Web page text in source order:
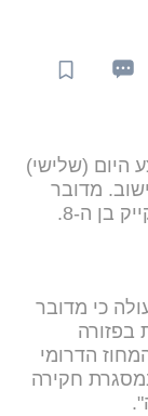
היום (שלישי)
מדובר
בן ה-8.
כי מדובר
בפזורה
הדרומי
חקירה